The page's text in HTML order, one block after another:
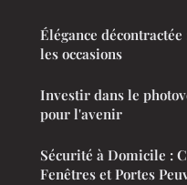
Élégance
les occasions
Investir dans le
pour l'avenir
Sécurité à Domicile :
Fenêtres et Portes